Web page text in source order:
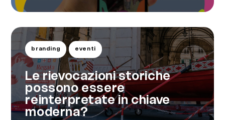
branding eventi
Le rievocazioni storiche
possono essere
reinterpretate in chiave
moderna?